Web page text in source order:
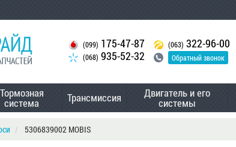
(099) 175-47-87
(068) 935-52-32
(063) 322-96-00
Обратный звонок
Тормозная
система Трансмиссия Двигатель и его
системы
5306839002 MOBIS